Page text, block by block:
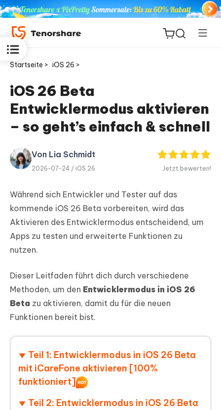
ReiBoot
PDNob
PDF
Editor
Neu
iAnyGo
Startseite > iOS 26 >
iOS 26 Beta
Entwicklermodus aktivieren
– so geht’s einfach & schnell
Von Lia Schmidt
2026-07-24 / iOS 26 Jetzt bewerten!
Während sich Entwickler und Tester auf das
kommende iOS 26 Beta vorbereiten, wird das
Aktivieren des Entwicklermodus entscheidend, um
Apps zu testen und erweiterte Funktionen zu
nutzen.
Dieser Leitfaden führt dich durch verschiedene
Methoden, um den Entwicklermodus in iOS 26
Beta zu aktivieren, damit du für die neuen
Funktionen bereit bist.
Teil 1: Entwicklermodus in iOS 26 Beta
mit iCareFone aktivieren [100%
funktioniert]
Teil 2: Entwicklermodus in iOS 26 Beta